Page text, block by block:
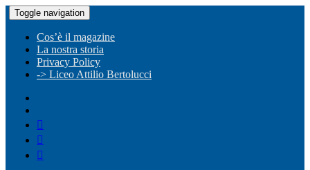
Toggle navigation
Cos’è il magazine
La nostra storia
Privacy Policy
-> Liceo Attilio Bertolucci